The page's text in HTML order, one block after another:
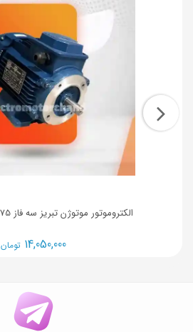
الکتروموتور موتوژن تبریز سه فاز 0.75 کیلووات 1 اسب
14,050,000 تومان